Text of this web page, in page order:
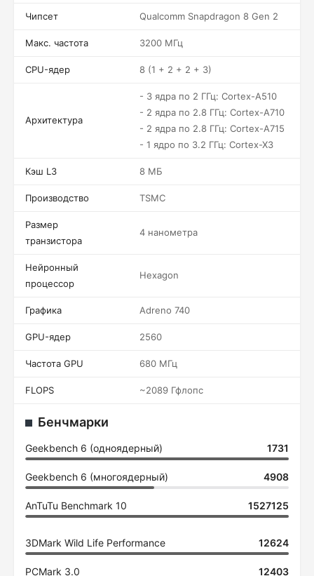
Чипсет Qualcomm Snapdragon 8 Gen 2
Макс. частота 3200 МГц
CPU-ядер 8 (1 + 2 + 2 + 3)
Архитектура
- 3 ядра по 2 ГГц: Cortex-A510
- 2 ядра по 2.8 ГГц: Cortex-A710
- 2 ядра по 2.8 ГГц: Cortex-A715
- 1 ядро по 3.2 ГГц: Cortex-X3
Кэш L3 8 МБ
Производство TSMC
Размер
транзистора
4 нанометра
Нейронный
процессор
Hexagon
Графика Adreno 740
GPU-ядер 2560
Частота GPU 680 МГц
FLOPS ~2089 Гфлопс
Бенчмарки
Geekbench 6 (одноядерный) 1731
Geekbench 6 (многоядерный) 4908
AnTuTu Benchmark 10 1527125
3DMark Wild Life Performance 12624
PCMark 3.0 12403